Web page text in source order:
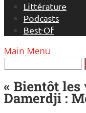
Littérature
Podcasts
Best-Of
Main Menu
« Bientôt
Damerdji :